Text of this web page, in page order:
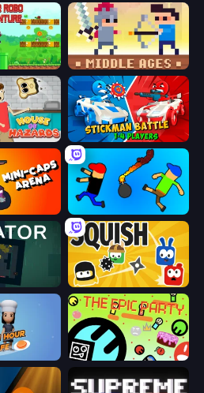
Adventure Castle Wars: Middle Ages
Stickman battle 1-4 Players
Mini-Caps: Bombs
Squish
The Epic Party